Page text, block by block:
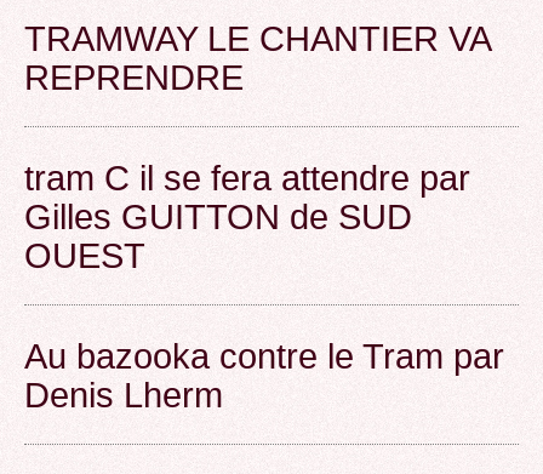
TRAMWAY LE CHANTIER VA
REPRENDRE
tram C il se fera attendre par
Gilles GUITTON de SUD
OUEST
Au bazooka contre le Tram par
Denis Lherm